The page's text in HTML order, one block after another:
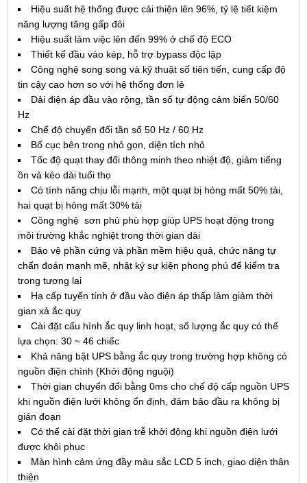
Hiệu suất hệ thống được cải thiện lên 96%, tỷ lệ tiết kiệm
năng lượng tăng gấp đôi
Hiệu suất làm việc lên đến 99% ở chế độ ECO
Thiết kế đầu vào kép, hỗ trợ bypass độc lập
Công nghệ song song và kỹ thuật số tiên tiến, cung cấp độ
tin cậy cao hơn so với hệ thống đơn lẻ
Dải điện áp đầu vào rộng, tần số tự động cảm biến 50/60
Hz
Chế độ chuyển đổi tần số 50 Hz / 60 Hz
Bố cục bên trong nhỏ gọn, diện tích nhỏ
Tốc độ quạt thay đổi thông minh theo nhiệt độ, giảm tiếng
ồn và kéo dài tuổi thọ
Có tính năng chịu lỗi mạnh, một quạt bị hỏng mất 50% tải,
hai quạt bị hỏng mất 30% tải
Công nghệ sơn phủ phù hợp giúp UPS hoạt động trong
môi trường khắc nghiệt trong thời gian dài
Bảo vệ phần cứng và phần mềm hiệu quả, chức năng tự
chẩn đoán mạnh mẽ, nhật ký sự kiện phong phú để kiểm tra
trong tương lai
Hạ cấp tuyến tính ở đầu vào điện áp thấp làm giảm thời
gian xả ắc quy
Cài đặt cấu hình ắc quy linh hoạt, số lượng ắc quy có thể
lựa chọn: 30 ~ 46 chiếc
Khả năng bật UPS bằng ắc quy trong trường hợp không có
nguồn điện chính (Khởi động nguội)
Thời gian chuyển đổi bằng 0ms cho chế độ cấp nguồn UPS
khi nguồn điện lưới không ổn định, đảm bảo đầu ra không bị
gián đoạn
Có thể cài đặt thời gian trễ khởi động khi nguồn điện lưới
được khôi phục
Màn hình cảm ứng đầy màu sắc LCD 5 inch, giao diện thân
thiện